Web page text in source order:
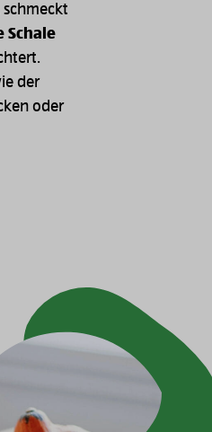
Schale
der
oder